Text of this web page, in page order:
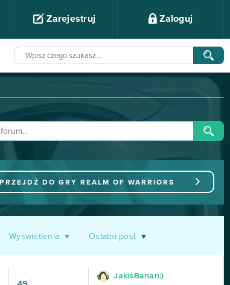
Zarejestruj Zaloguj
PRZEJDŹ DO GRY REALM OF WARRIORS
Wyświetlenia Ostatni post
JakiśBanan:)